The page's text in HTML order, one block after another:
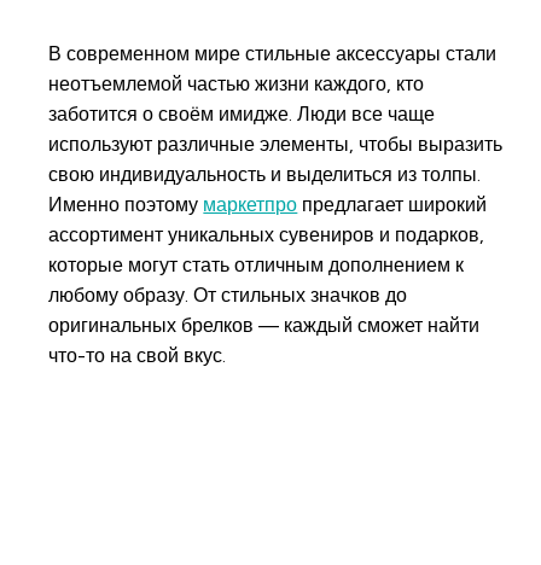
В современном мире стильные аксессуары стали
неотъемлемой частью жизни каждого, кто
заботится о своём имидже. Люди все чаще
используют различные элементы, чтобы выразить
свою индивидуальность и выделиться из толпы.
Именно поэтому маркетпро предлагает широкий
ассортимент уникальных сувениров и подарков,
которые могут стать отличным дополнением к
любому образу. От стильных значков до
оригинальных брелков — каждый сможет найти
что-то на свой вкус.